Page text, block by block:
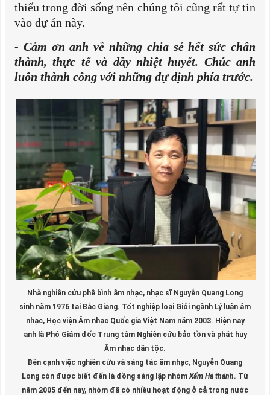
thiếu trong đời sống nên chúng tôi cũng rất tự tin
vào dự án này.
- Cảm ơn anh về những chia sẻ hết sức chân
thành, thực tế và đầy nhiệt huyết. Chúc anh
luôn thành công với những dự định phía trước.
Nhà nghiên cứu phê bình âm nhạc, nhạc sĩ Nguyễn Quang Long
sinh năm 1976 tại Bắc Giang. Tốt nghiệp loại Giỏi ngành Lý luận âm
nhạc, Học viện Âm nhạc Quốc gia Việt Nam năm 2003. Hiện nay
anh là Phó Giám đốc Trung tâm Nghiên cứu bảo tồn và phát huy
Âm nhạc dân tộc.
Bên cạnh việc nghiên cứu và sáng tác âm nhạc, Nguyễn Quang
Long còn được biết đến là đồng sáng lập nhómXẩm Hà thành. Từ
năm 2005 đến nay, nhóm đã có nhiều hoạt động ở cả trong nước